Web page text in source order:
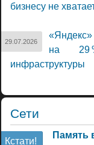
бизнесу не
29.07.2026
на 29
инфраструктуры
Сети
Кстати!
Память